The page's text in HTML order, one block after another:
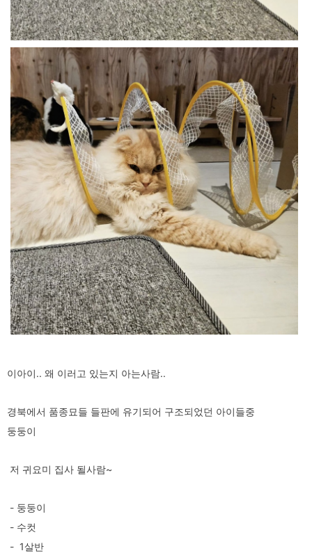
이아이.. 왜 이러고 있는지 아는사람..
경북에서 품종묘들 들판에 유기되어 구조되었던 아이들중
둥둥이
저 귀요미 집사 될사람~
- 둥둥이
- 수컷
- 1살반